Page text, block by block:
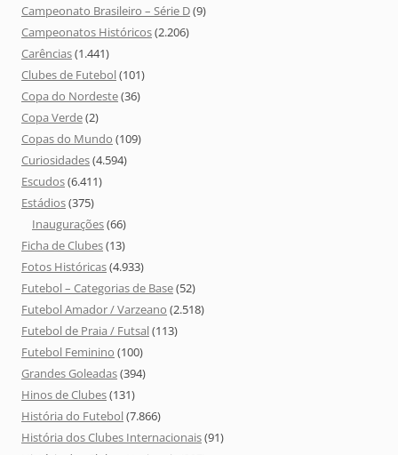
Campeonato Brasileiro – Série D(9)
Campeonatos Históricos(2.206)
Carências(1.441)
Clubes de Futebol(101)
Copa do Nordeste(36)
Copa Verde(2)
Copas do Mundo (109)
Curiosidades(4.594)
Escudos(6.411)
Estádios(375)
Inaugurações(66)
Ficha de Clubes(13)
Fotos Históricas(4.933)
Futebol – Categorias de Base(52)
Futebol Amador / Varzeano (2.518)
Futebol de Praia / Futsal(113)
Futebol Feminino (100)
Grandes Goleadas(394)
Hinos de Clubes(131)
História do Futebol(7.866)
História dos Clubes Internacionais(91)